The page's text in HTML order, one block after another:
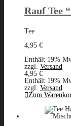
Rauf Tee
Tee
4,95 €
Enthält 19%
zzgl. Versand
4,95 €
Enthält 19%
zzgl. Versand
Zum